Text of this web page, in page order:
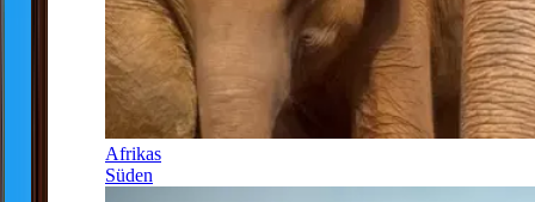
Afrikas
Süden